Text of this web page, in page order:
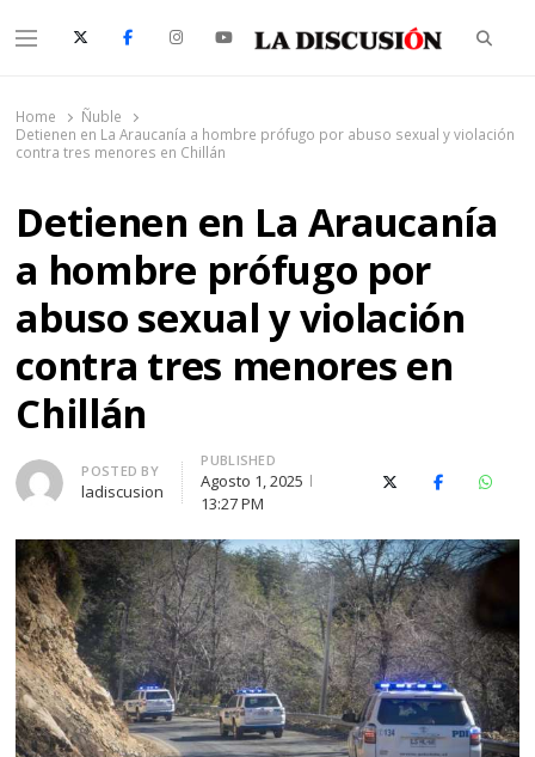
Menu
Home
Ñuble
Detienen en La Araucanía a hombre prófugo por abuso sexual y violación
contra tres menores en Chillán
Detienen en La Araucanía
a hombre prófugo por
abuso sexual y violación
contra tres menores en
Chillán
Author
POSTED BY
ladiscusion
PUBLISHED
Agosto 1, 2025
13:27 PM
X (Twitter)Facebook